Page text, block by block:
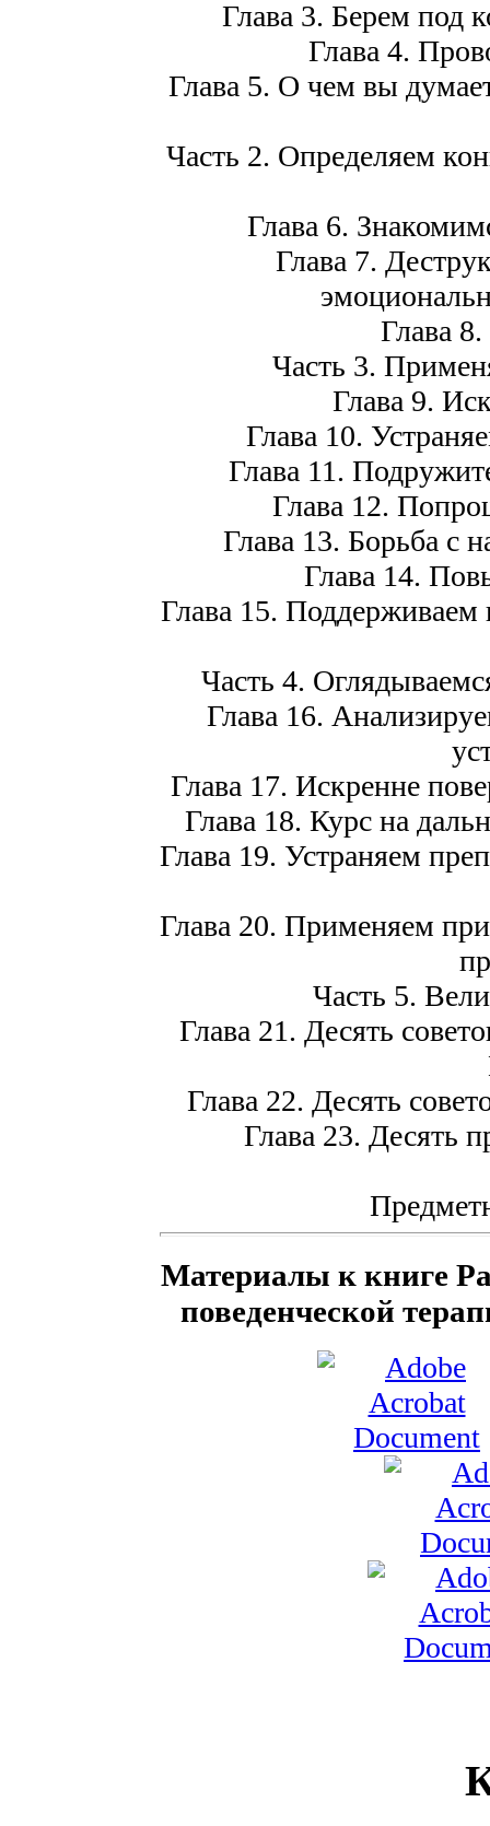
Глава 3. Берем под
Глава 4.
Глава 5. О чем вы
Часть 2. Определяем
Глава 6.
Глава 7.
Глава
Часть 3.
Глава 9.
Глава 10.
Глава 11.
Глава 12.
Глава 13. Борьба с
Глава 14.
Глава 15.
Часть 4.
Глава 16.
Глава 17. Искренне
Глава 18. Курс на
Глава 19. Устраняем
Глава 20. Применяем
Часть 5.
Глава 21. Десять
Глава 22. Десять
Глава 23. Десять
Материалы к книге
поведенческой